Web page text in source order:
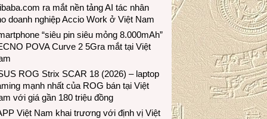
ra mắt nền tảng AI tác nhân
doanh nghiệp Accio Work ở Việt Nam
“siêu pin siêu mỏng 8.000mAh”
POVA Curve 2 5Gra mắt tại Việt
ROG Strix SCAR 18 (2026) – laptop
mạnh nhất của ROG bán tại Việt
với giá gần 180 triệu đồng
Việt Nam khai trương với định vị Việt